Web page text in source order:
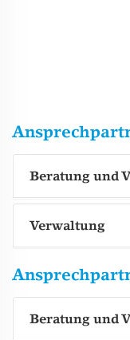
Beratung und
Verwaltung
Beratung und